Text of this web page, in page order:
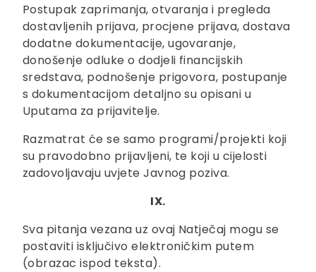
Postupak zaprimanja, otvaranja i pregleda
dostavljenih prijava, procjene prijava, dostava
dodatne dokumentacije, ugovaranje,
donošenje odluke o dodjeli financijskih
sredstava, podnošenje prigovora, postupanje
s dokumentacijom detaljno su opisani u
Uputama za prijavitelje.
Razmatrat će se samo programi/projekti koji
su pravodobno prijavljeni, te koji u cijelosti
zadovoljavaju uvjete Javnog poziva.
IX.
Sva pitanja vezana uz ovaj Natječaj mogu se
postaviti isključivo elektroničkim putem
(obrazac ispod teksta).